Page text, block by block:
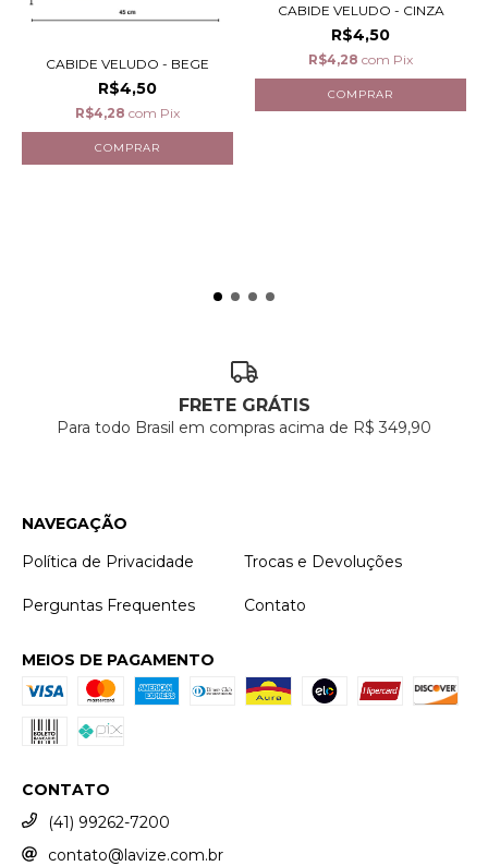
CABIDE VELUDO - BEGE
R$4,50
R$4,28 com Pix
CABIDE VELUDO - CINZA
R$4,50
R$4,28 com Pix
FRETE GRÁTIS
Para todo Brasil em compras acima de R$ 349,90
NAVEGAÇÃO
Política de Privacidade
Trocas e Devoluções
Perguntas Frequentes Contato
MEIOS DE PAGAMENTO
CONTATO
(41) 99262-7200
contato@lavize.com.br